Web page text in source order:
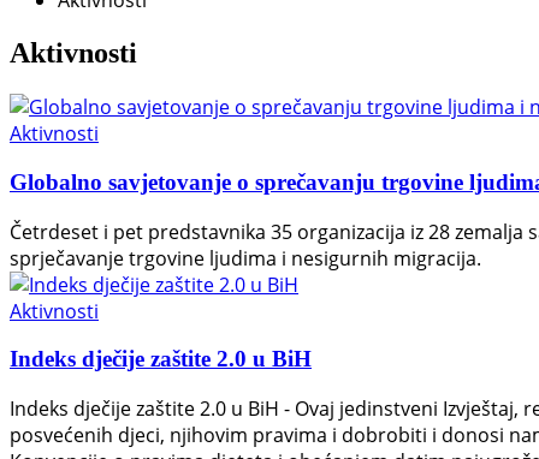
Aktivnosti
Aktivnosti
Globalno savjetovanje o sprečavanju trgovine
Četrdeset i pet predstavnika 35 organizacija iz 28
sprječavanje trgovine ljudima i nesigurnih migracija.
Aktivnosti
Indeks dječije zaštite 2.0 u BiH
Indeks dječije zaštite 2.0 u BiH - Ovaj jedinstveni
posvećenih djeci, njihovim pravima i dobrobiti i donosi